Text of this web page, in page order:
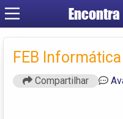
FEB Informática
Compartilhar